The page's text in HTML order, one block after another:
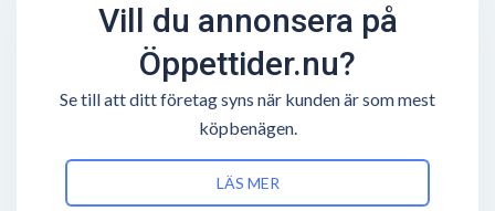
Vill du annonsera på
Öppettider.nu?
Se till att ditt företag syns när kunden är som mest
köpbenägen.
LÄS MER